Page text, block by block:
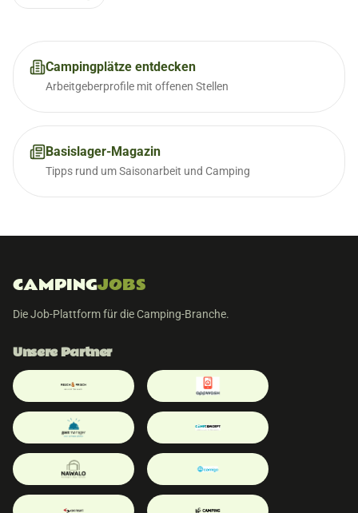
Campingplätze entdecken
Arbeitgeberprofile mit offenen Stellen
Basislager-Magazin
Tipps rund um Saisonarbeit und Camping
CAMPINGJOBS
Die Job-Plattform für die Camping-Branche.
Unsere Partner